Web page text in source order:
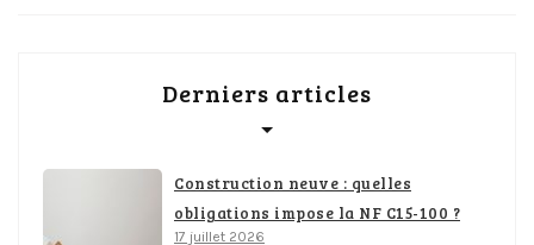
Derniers articles
Construction neuve : quelles
obligations impose la NF C15-100 ?
17 juillet 2026